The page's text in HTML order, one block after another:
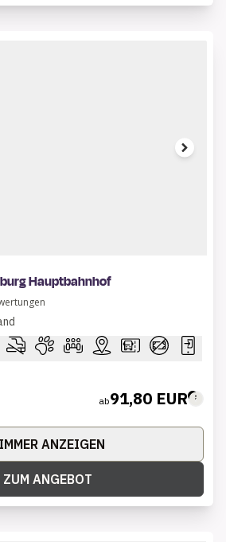
Hauptbahnhof
ab91,80 EUR
ANZEIGEN
ZUM ANGEBOT